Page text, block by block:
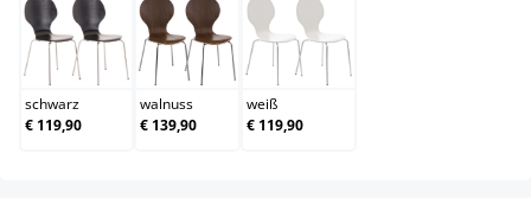
schwarz
schwarz
€ 119,90
walnuss
walnuss
€ 139,90
weiß
weiß
€ 119,90